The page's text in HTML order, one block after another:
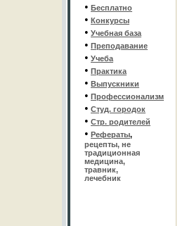
• Бесплатно
• Конкурсы
• Учебная база
• Преподавание
• Учеба
• Практика
• Выпускники
• Профессионализм
• Студ. городок
• Стр. родителей
• Рефераты,
рецепты, не
традиционная
медицина,
травник,
лечебник